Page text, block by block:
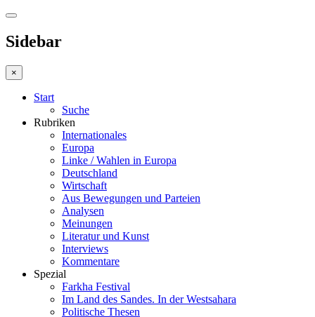
Sidebar
×
Start
Suche
Rubriken
Internationales
Europa
Linke / Wahlen in Europa
Deutschland
Wirtschaft
Aus Bewegungen und Parteien
Analysen
Meinungen
Literatur und Kunst
Interviews
Kommentare
Spezial
Farkha Festival
Im Land des Sandes. In der Westsahara
Politische Thesen